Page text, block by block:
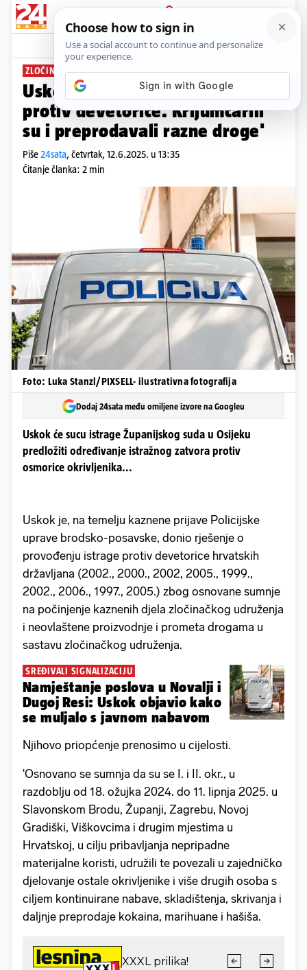
PRIJAVA
News Komentari
ZLOČINAČKO UDRUŽENJE
Uskok: 'Pokrenuli smo istragu
protiv devetorice. Krijumčarili
su i preprodavali razne droge'
Piše24sata, četvrtak, 12.6.2025. u 13:35
Čitanje članka: 2 min
Foto: Luka Stanzl/PIXSELL- ilustrativna fotografija
Dodaj 24sata među omiljene izvore na Googleu
Uskok će sucu istrage Županijskog suda u Osijeku
predložiti određivanje istražnog zatvora protiv
osmorice okrivljenika...
Uskok je, na temelju kaznene prijave Policijske
uprave brodsko-posavske, donio rješenje o
provođenju istrage protiv devetorice hrvatskih
državljana (2002., 2000., 2002, 2005., 1999.,
2002., 2006., 1997., 2005.) zbog osnovane sumnje
na počinjenje kaznenih djela zločinačkog udruženja
i neovlaštene proizvodnje i prometa drogama u
sastavu zločinačkog udruženja.
SREĐIVALI SIGNALIZACIJU
Namještanje poslova u Novalji i
Dugoj Resi: Uskok objavio kako
se muljalo s javnom nabavom
Njihovo priopćenje prenosimo u cijelosti.
'Osnovano se sumnja da su se I. i II. okr., u
razdoblju od 18. ožujka 2024. do 11. lipnja 2025. u
Slavonskom Brodu, Županji, Zagrebu, Novoj
Gradiški, Viškovcima i drugim mjestima u
Hrvatskoj, u cilju pribavljanja nepripadne
materijalne koristi, udružili te povezali u zajedničko
djelovanje ostale okrivljenike i više drugih osoba s
ciljem kontinuirane nabave, skladištenja, skrivanja i
daljnje preprodaje kokaina, marihuane i hašiša.